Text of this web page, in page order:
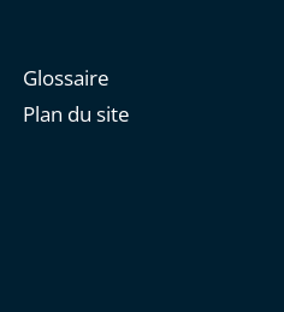
Glossaire
Plan du site